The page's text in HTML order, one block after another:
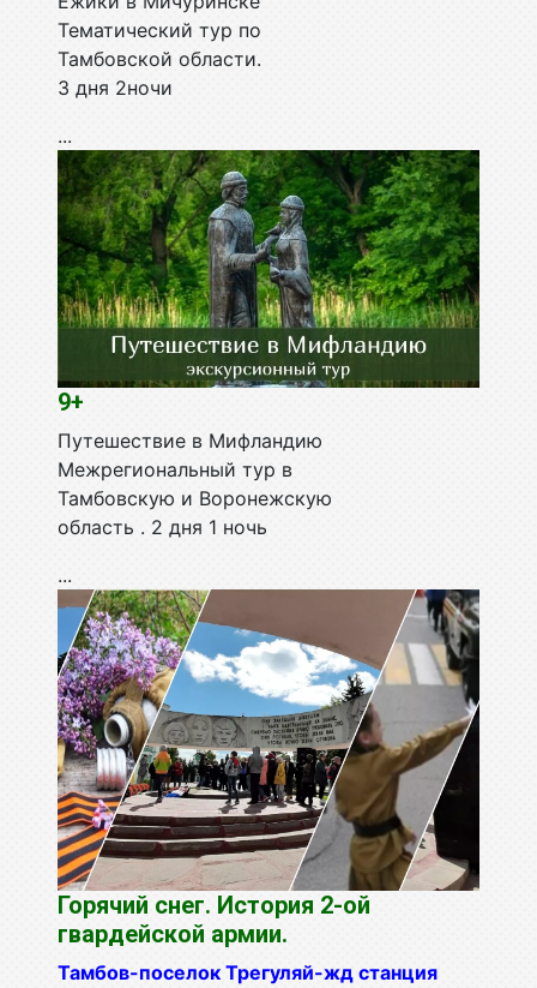
Тематический тур по
Тамбовской области.
3 дня 2ночи
...
9+
Путешествие в Мифландию
Межрегиональный тур в
Тамбовскую и Воронежскую
область . 2 дня 1 ночь
...
Горячий снег. История 2-ой
гвардейской армии.
Тамбов-поселок Трегуляй-жд станция